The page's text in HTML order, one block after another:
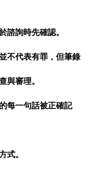
諮詢時先確認。
不代表有罪，但筆錄
與審理。
每一句話被正確記
式。